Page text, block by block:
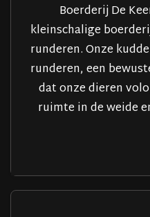
Boerderij De
kleinschalige
runderen. Onze
runderen, een
dat onze dieren
ruimte in de weide